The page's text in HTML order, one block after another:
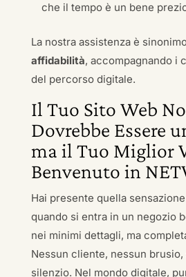
che il tempo è un bene
La nostra assistenza è
affidabilità, accompagnando i
del percorso digitale.
Il Tuo Sito Web
Dovrebbe Essere
ma il Tuo Miglior
Benvenuto in
Hai presente quella
quando si entra in un negozio
nei minimi dettagli, ma
Nessun cliente, nessun brusio,
silenzio. Nel mondo digitale,